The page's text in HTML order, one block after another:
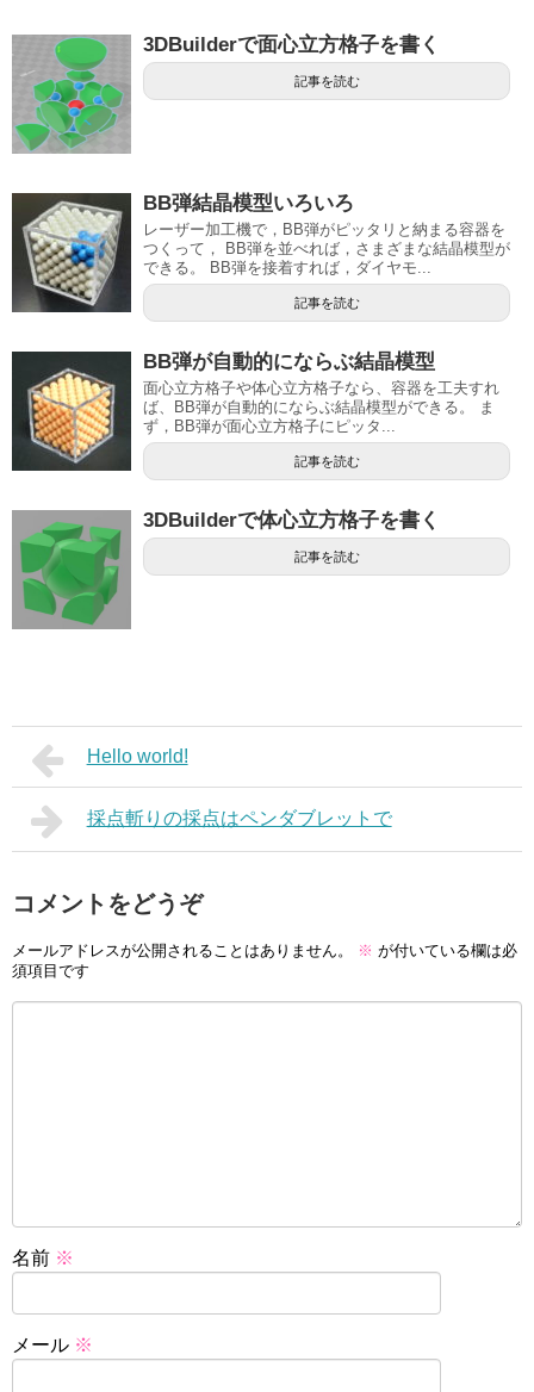
3DBuilderで面心立方格子を書く
記事を読む
BB弾結晶模型いろいろ
レーザー加工機で，BB弾がピッタリと納まる容器を
つくって， BB弾を並べれば，さまざまな結晶模型が
できる。 BB弾を接着すれば，ダイヤモ...
記事を読む
BB弾が自動的にならぶ結晶模型
面心立方格子や体心立方格子なら、容器を工夫すれ
ば、BB弾が自動的にならぶ結晶模型ができる。 ま
ず，BB弾が面心立方格子にピッタ...
記事を読む
3DBuilderで体心立方格子を書く
記事を読む
Hello world!
採点斬りの採点はペンダブレットで
コメントをどうぞ
メールアドレスが公開されることはありません。 ※ が付いている欄は必
須項目です
名前 ※
メール ※